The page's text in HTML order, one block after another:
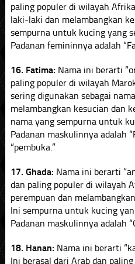
paling populer di wilayah
laki-laki dan melambangkan
sempurna untuk kucing yang
Padanan femininnya adalah
16. Fatima: Nama ini berarti
paling populer di wilayah
sering digunakan sebagai
melambangkan kesucian dan
nama yang sempurna untuk
Padanan maskulinnya adalah
“pembuka.”
17. Ghada: Nama ini berarti
dan paling populer di wilayah
perempuan dan
Ini sempurna untuk kucing
Padanan maskulinnya adalah
18. Hanan: Nama ini berarti
Ini berasal dari Arab dan